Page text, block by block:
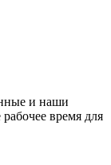
и наши
время для